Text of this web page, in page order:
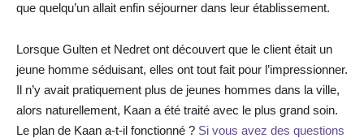
que quelqu’un allait enfin séjourner dans leur établissement.
Lorsque Gulten et Nedret ont découvert que le client était un
jeune homme séduisant, elles ont tout fait pour l’impressionner.
Il n’y avait pratiquement plus de jeunes hommes dans la ville,
alors naturellement, Kaan a été traité avec le plus grand soin.
Le plan de Kaan a-t-il fonctionné ? Si vous avez des questions